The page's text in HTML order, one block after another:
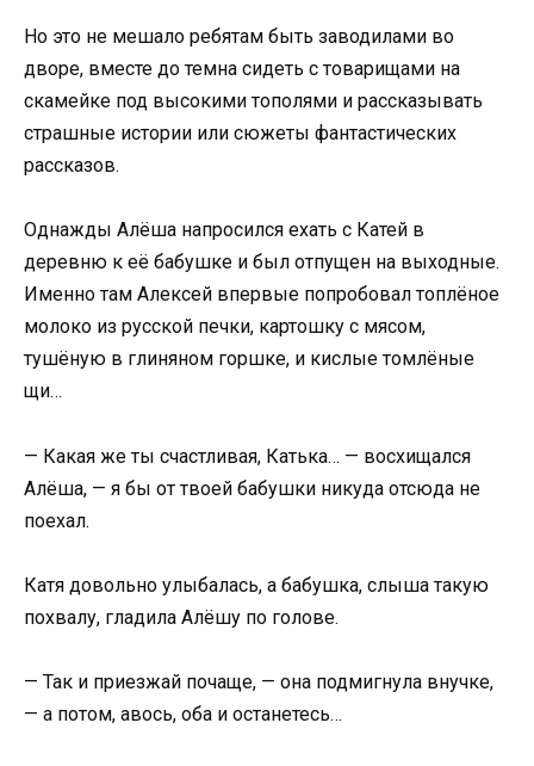
Но это не мешало ребятам быть заводилами во
дворе, вместе до темна сидеть с товарищами на
скамейке под высокими тополями и рассказывать
страшные истории или сюжеты фантастических
рассказов.
Однажды Алёша напросился ехать с Катей в
деревню к её бабушке и был отпущен на выходные.
Именно там Алексей впервые попробовал топлёное
молоко из русской печки, картошку с мясом,
тушёную в глиняном горшке, и кислые томлёные
щи…
— Какая же ты счастливая, Катька… — восхищался
Алёша, — я бы от твоей бабушки никуда отсюда не
поехал.
Катя довольно улыбалась, а бабушка, слыша такую
похвалу, гладила Алёшу по голове.
— Так и приезжай почаще, — она подмигнула внучке,
— а потом, авось, оба и останетесь…